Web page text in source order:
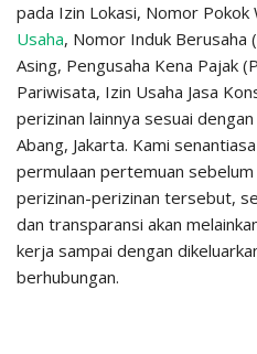
pada Izin Lokasi, Nomor Pokok
Usaha, Nomor Induk Berusaha
Asing, Pengusaha Kena Pajak
Pariwisata, Izin Usaha Jasa
perizinan lainnya sesuai
Abang, Jakarta. Kami
permulaan pertemuan
perizinan-perizinan tersebut,
dan transparansi akan
kerja sampai dengan
berhubungan.